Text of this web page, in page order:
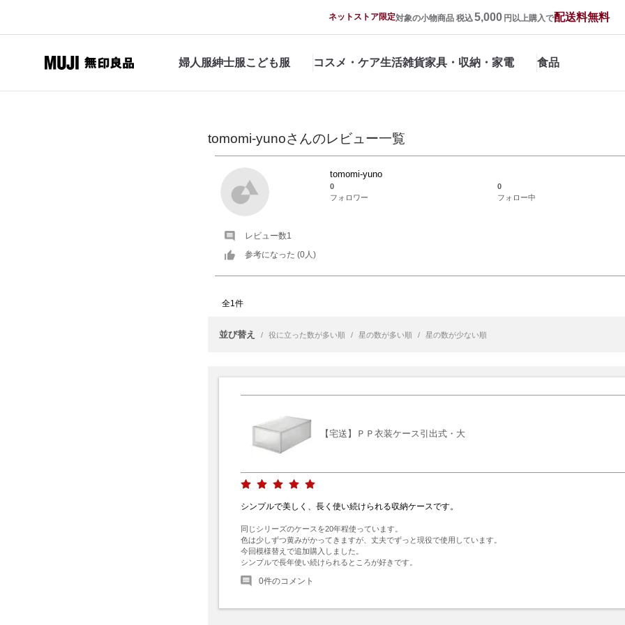
ネットストア限定対象の小物商品 税込5,000 円以上購入で配送料無料
婦人服紳士服こども服 コスメ・ケア生活雑貨家具・収納・家電 食品
tomomi-yunoさんのレビュー一覧
tomomi-yuno
0
0
フォロワー
フォロー中
レビュー数1
参考になった (0 人)
全1件
並び替え / 役に立った数が多い順 / 星の数が多い順 / 星の数が少ない順
【宅送】ＰＰ衣装ケース引出式・大
シンプルで美しく、長く使い続けられる収納ケースです。
同じシリーズのケースを20年程使っています。
色は少しずつ黄みがかってきますが、丈夫でずっと現役で使用しています。
今回模様替えで追加購入しました。
シンプルで長年使い続けられるところが好きです。
0件のコメント